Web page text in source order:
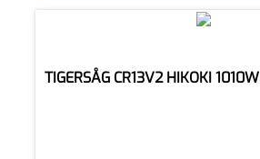
TIGERSÅG CR13V2 HIKOKI 1010W